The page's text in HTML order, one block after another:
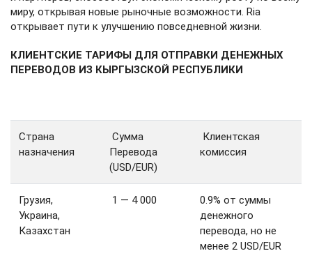
миру, открывая новые рыночные возможности. Ria
открывает пути к улучшению повседневной жизни.
КЛИЕНТСКИЕ ТАРИФЫ ДЛЯ ОТПРАВКИ ДЕНЕЖНЫХ
ПЕРЕВОДОВ ИЗ КЫРГЫЗСКОЙ РЕСПУБЛИКИ
Страна
назначения
Сумма
Перевода
(USD/EUR)
Клиентская
комиссия
Грузия,
Украина,
Казахстан
1 — 4 000
0.9% от суммы
денежного
перевода, но не
менее 2 USD/EUR